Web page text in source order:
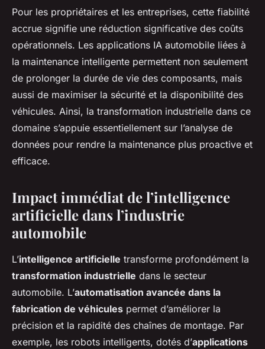
Pour les propriétaires et les entreprises, cette fiabilité
accrue signifie une réduction significative des coûts
opérationnels. Les applications IA automobile liées à
la maintenance intelligente permettent non seulement
de prolonger la durée de vie des composants, mais
aussi de maximiser la sécurité et la disponibilité des
véhicules. Ainsi, la transformation industrielle dans ce
domaine s’appuie essentiellement sur l’analyse de
données pour rendre la maintenance plus proactive et
efficace.
Impact immédiat de l’intelligence
artificielle dans l’industrie
automobile
L’intelligence artificielle transforme profondément la
transformation industrielle dans le secteur
automobile. L’automatisation avancée dans la
fabrication de véhicules permet d’améliorer la
précision et la rapidité des chaînes de montage. Par
exemple, les robots intelligents, dotés d’applications